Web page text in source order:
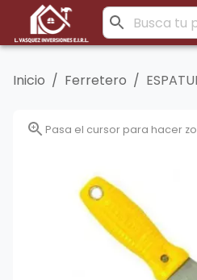
Inicio / Ferretero /
Pasa el cursor para hacer